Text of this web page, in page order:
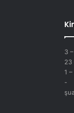
3
23
1
-